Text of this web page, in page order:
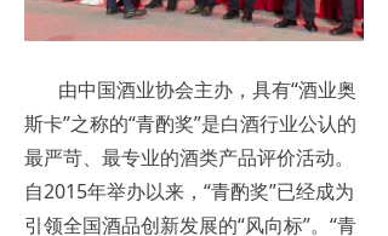
由中国酒业协会主办，具有“酒业奥
斯卡”之称的“青酌奖”是白酒行业公认的
最严苛、最专业的酒类产品评价活动。
自2015年举办以来，“青酌奖”已经成为
引领全国酒品创新发展的“风向标”。“青